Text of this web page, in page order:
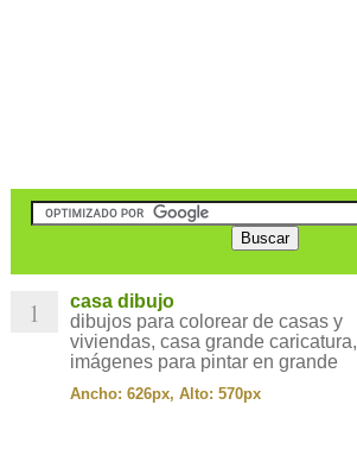
1
casa dibujo
dibujos para colorear de casas y
viviendas, casa grande caricatura,
imágenes para pintar en grande
Ancho: 626px, Alto: 570px